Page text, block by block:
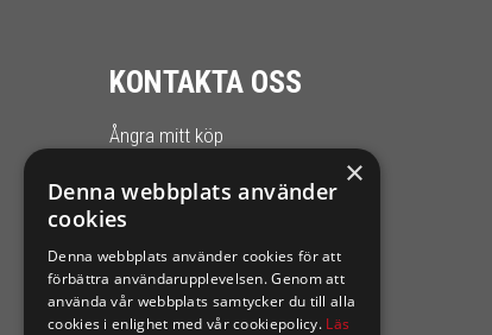
KONTAKTA OSS
Ångra mitt köp
0921-102 09
support@sixtennilssons.com
Malmgatan 10 ,961 67 Boden
×
Denna webbplats använder
cookies
Denna webbplats använder cookies för att
förbättra användarupplevelsen. Genom att
använda vår webbplats samtycker du till alla
cookies i enlighet med vår cookiepolicy. Läs